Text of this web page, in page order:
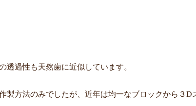
透過性も天然歯に近似しています。
製方法のみでしたが、近年は均一なブロックから３